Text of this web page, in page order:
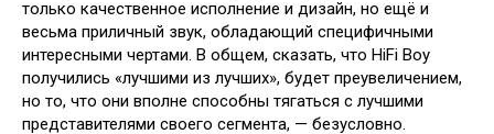
только качественное исполнение и дизайн, но ещё и
весьма приличный звук, обладающий специфичными
интересными чертами. В общем, сказать, что HiFi Boy
получились «лучшими из лучших», будет преувеличением,
но то, что они вполне способны тягаться с лучшими
представителями своего сегмента, — безусловно.